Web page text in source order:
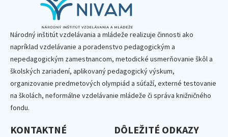
Národný inštitút vzdelávania a mládeže realizuje činnosti ako
napríklad vzdelávanie a poradenstvo pedagogickým a
nepedagogickým zamestnancom, metodické usmerňovanie škôl a
školských zariadení, aplikovaný pedagogický výskum,
organizovanie predmetových olympiád a súťaží, externé testovanie
na školách, neformálne vzdelávanie mládeže či správa knižničného
fondu.
KONTAKTNÉ
DÔLEŽITÉ ODKAZY